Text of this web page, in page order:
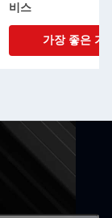
비스
가장 좋은 가